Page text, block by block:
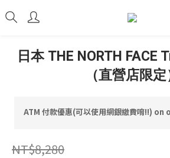
日本 THE NORTH FACE
（直營店限定
ATM 付款優惠(可以使用網銀繳費唷!!)
NT$8,280